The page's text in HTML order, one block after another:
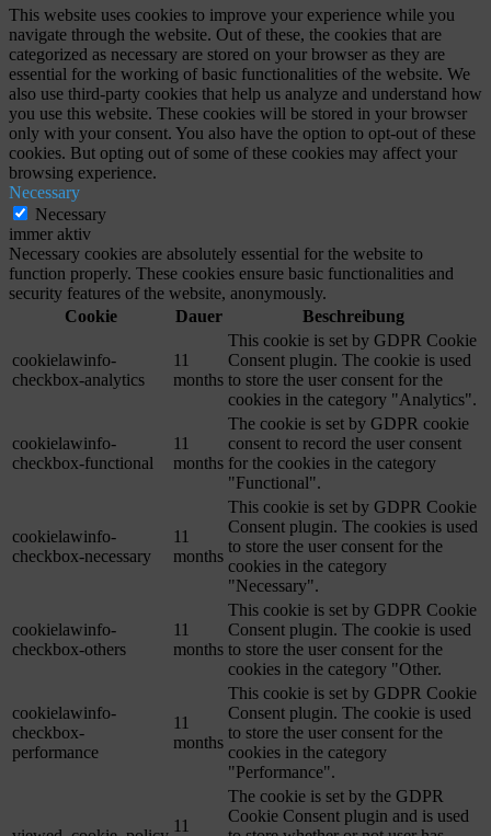
This website uses cookies to improve your experience while you
navigate through the website. Out of these, the cookies that are
categorized as necessary are stored on your browser as they are
essential for the working of basic functionalities of the website. We
also use third-party cookies that help us analyze and understand how
you use this website. These cookies will be stored in your browser
only with your consent. You also have the option to opt-out of these
cookies. But opting out of some of these cookies may affect your
browsing experience.
Necessary
Necessary
immer aktiv
Necessary cookies are absolutely essential for the website to
function properly. These cookies ensure basic functionalities and
security features of the website, anonymously.
Cookie
Dauer Beschreibung
cookielawinfo-
checkbox-analytics
11
months
This cookie is set by GDPR Cookie
Consent plugin. The cookie is used
to store the user consent for the
cookies in the category "Analytics".
cookielawinfo-
checkbox-functional
11
months
The cookie is set by GDPR cookie
consent to record the user consent
for the cookies in the category
"Functional".
cookielawinfo-
checkbox-necessary
11
months
This cookie is set by GDPR Cookie
Consent plugin. The cookies is used
to store the user consent for the
cookies in the category
"Necessary".
cookielawinfo-
checkbox-others
11
months
This cookie is set by GDPR Cookie
Consent plugin. The cookie is used
to store the user consent for the
cookies in the category "Other.
cookielawinfo-
checkbox-
performance
11
months
This cookie is set by GDPR Cookie
Consent plugin. The cookie is used
to store the user consent for the
cookies in the category
"Performance".
11
The cookie is set by the GDPR
Cookie Consent plugin and is used